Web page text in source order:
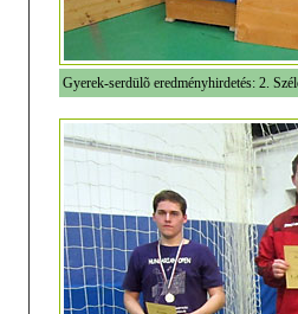
Gyerek-serdülõ eredményhirdetés: 2.